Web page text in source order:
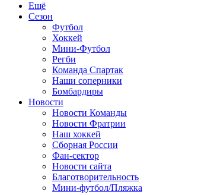
Ещё
Сезон
Футбол
Хоккей
Мини-Футбол
Регби
Команда Спартак
Наши соперники
Бомбардиры
Новости
Новости Команды
Новости Фратрии
Наш хоккей
Сборная России
Фан-cектор
Новости сайта
Благотворительность
Мини-футбол/Пляжка